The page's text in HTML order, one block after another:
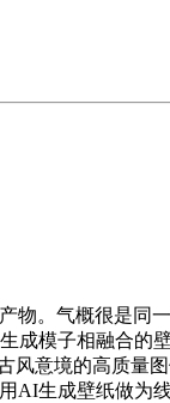
。气概很是同
模子相融合的
意境的高质量
AI生成壁纸做为